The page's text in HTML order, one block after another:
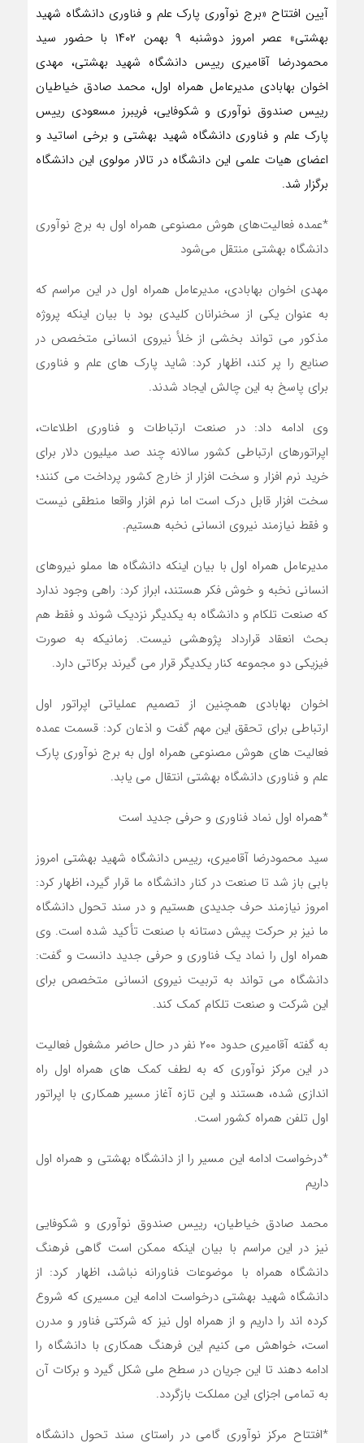
آیین افتتاح «برج نوآوری پارک علم و فناوری دانشگاه شهید
بهشتی» عصر امروز دوشنبه ۹ بهمن ۱۴۰۲ با حضور سید
محمودرضا آقامیری رییس دانشگاه شهید بهشتی، مهدی
اخوان بهابادی مدیرعامل همراه اول، محمد صادق خیاطیان
رییس صندوق نوآوری و شکوفایی، فریبرز مسعودی رییس
پارک علم و فناوری دانشگاه شهید بهشتی و برخی اساتید و
اعضای هیات علمی این دانشگاه در تالار مولوی این دانشگاه
برگزار شد.
*عمده فعالیت‌های هوش مصنوعی همراه اول به برج نوآوری
دانشگاه بهشتی منتقل می‌شود
مهدی اخوان بهابادی، مدیرعامل همراه اول در این مراسم که
به عنوان یکی از سخنرانان کلیدی بود با بیان اینکه پروژه
مذکور می تواند بخشی از خلأ نیروی انسانی متخصص در
صنایع را پر کند، اظهار کرد: شاید پارک های علم و فناوری
برای پاسخ به این چالش ایجاد شدند.
وی ادامه داد: در صنعت ارتباطات و فناوری اطلاعات،
اپراتورهای ارتباطی کشور سالانه چند صد میلیون دلار برای
خرید نرم افزار و سخت افزار از خارج کشور پرداخت می کنند؛
سخت افزار قابل درک است اما نرم افزار واقعا منطقی نیست
و فقط نیازمند نیروی انسانی نخبه هستیم.
مدیرعامل همراه اول با بیان اینکه دانشگاه ها مملو نیروهای
انسانی نخبه و خوش فکر هستند، ابراز کرد: راهی وجود ندارد
که صنعت تلکام و دانشگاه به یکدیگر نزدیک شوند و فقط هم
بحث انعقاد قرارداد پژوهشی نیست. زمانیکه به صورت
فیزیکی دو مجموعه کنار یکدیگر قرار می گیرند برکاتی دارد.
اخوان بهابادی همچنین از تصمیم عملیاتی اپراتور اول
ارتباطی برای تحقق این مهم گفت و اذعان کرد: قسمت عمده
فعالیت های هوش مصنوعی همراه اول به برج نوآوری پارک
علم و فناوری دانشگاه بهشتی انتقال می یابد.
*همراه اول نماد فناوری و حرفی جدید است
سید محمودرضا آقامیری، رییس دانشگاه شهید بهشتی امروز
بابی باز شد تا صنعت در کنار دانشگاه ما قرار گیرد، اظهار کرد:
امروز نیازمند حرف جدیدی هستیم و در سند تحول دانشگاه
ما نیز بر حرکت پیش دستانه با صنعت تأکید شده است. وی
همراه اول را نماد یک فناوری و حرفی جدید دانست و گفت:
دانشگاه می تواند به تربیت نیروی انسانی متخصص برای
این شرکت و صنعت تلکام کمک کند.
به گفته آقامیری حدود ۲۰۰ نفر در حال حاضر مشغول فعالیت
در این مرکز نوآوری که به لطف کمک های همراه اول راه
اندازی شده، هستند و این تازه آغاز مسیر همکاری با اپراتور
اول تلفن همراه کشور است.
*درخواست ادامه این مسیر را از دانشگاه بهشتی و همراه اول
داریم
محمد صادق خیاطیان، رییس صندوق نوآوری و شکوفایی
نیز در این مراسم با بیان اینکه ممکن است گاهی فرهنگ
دانشگاه همراه با موضوعات فناورانه نباشد، اظهار کرد: از
دانشگاه شهید بهشتی درخواست ادامه این مسیری که شروع
کرده اند را داریم و از همراه اول نیز که شرکتی فناور و مدرن
است، خواهش می کنیم این فرهنگ همکاری با دانشگاه را
ادامه دهند تا این جریان در سطح ملی شکل گیرد و برکات آن
به تمامی اجزای این مملکت بازگردد.
*افتتاح مرکز نوآوری گامی در راستای سند تحول دانشگاه